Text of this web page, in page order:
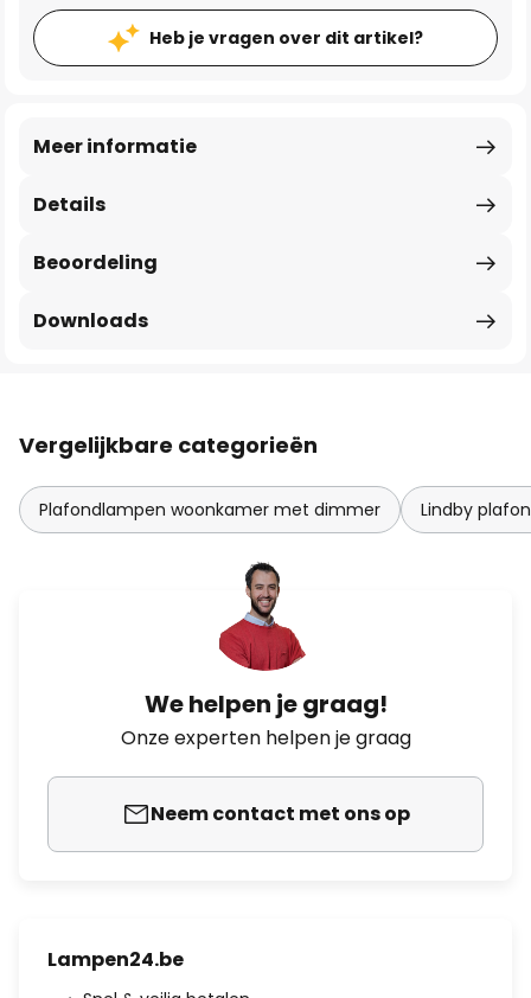
Heb je vragen over dit artikel?
Details
Meer informatie
Beoordeling
Downloads
Vergelijkbare categorieën
Plafondlampen woonkamer met dimmer Lindby
We helpen je graag!
Onze experten helpen je graag
Neem contact met ons op
Lampen24.be